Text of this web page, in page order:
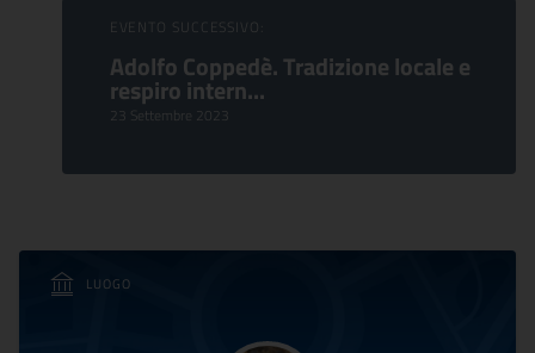
EVENTO SUCCESSIVO:
Adolfo Coppedè. Tradizione locale e
respiro intern...
23 Settembre 2023
LUOGO